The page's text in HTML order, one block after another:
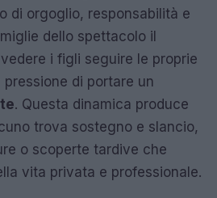
di orgoglio, responsabilità e
dello spettacolo il
i figli seguire le proprie
di portare un
. Questa dinamica produce
trova sostegno e slancio,
o scoperte tardive che
vita privata e professionale.